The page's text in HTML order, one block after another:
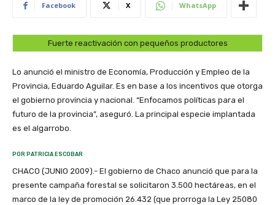
Facebook X WhatsApp
Fuerte reactivación con pequeños productores
Lo anunció el ministro de Economía, Producción y Empleo de la
Provincia, Eduardo Aguilar. Es en base a los incentivos que otorga
el gobierno provincia y nacional. “Enfocamos políticas para el
futuro de la provincia”, aseguró. La principal especie implantada
es el algarrobo.
POR PATRICIA ESCOBAR
CHACO (JUNIO 2009).- El gobierno de Chaco anunció que para la
presente campaña forestal se solicitaron 3.500 hectáreas, en el
marco de la ley de promoción 26.432 (que prorroga la Ley 25080